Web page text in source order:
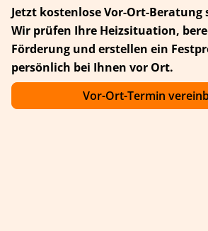
Jetzt kostenlose Vor-Ort-Beratung
Wir prüfen Ihre Heizsituation,
Förderung und erstellen ein
persönlich bei Ihnen vor Ort.
Vor-Ort-Termin